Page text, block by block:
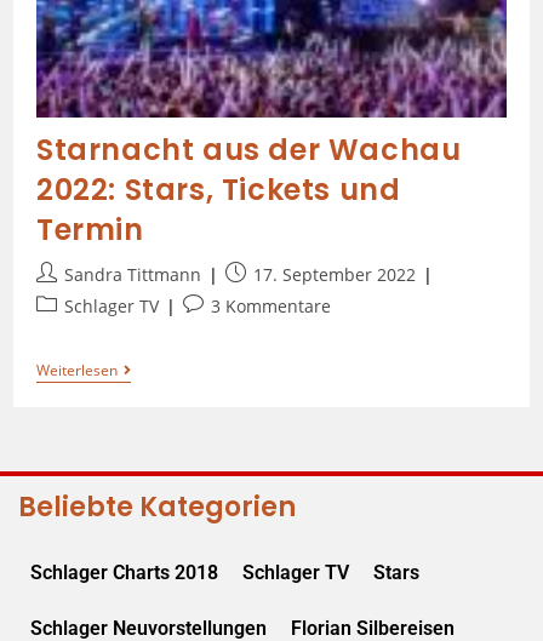
Starnacht aus der Wachau
2022: Stars, Tickets und
Termin
Sandra Tittmann
17. September 2022
Schlager TV
3 Kommentare
Weiterlesen
Beliebte Kategorien
Schlager Charts 2018 Schlager TV Stars
Schlager Neuvorstellungen Florian Silbereisen